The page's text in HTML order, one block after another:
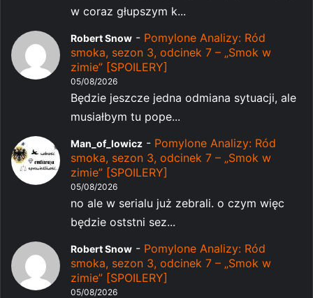
w coraz głupszym k...
Robert Snow - Pomylone Analizy: Ród
smoka, sezon 3, odcinek 7 – „Smok w
zimie” [SPOILERY]
05/08/2026
Będzie jeszcze jedna odmiana sytuacji, ale
musiałbym tu pope...
Man_of_lowicz - Pomylone Analizy: Ród
smoka, sezon 3, odcinek 7 – „Smok w
zimie” [SPOILERY]
05/08/2026
no ale w serialu już zebrali. o czym więc
będzie oststni sez...
Robert Snow - Pomylone Analizy: Ród
smoka, sezon 3, odcinek 7 – „Smok w
zimie” [SPOILERY]
05/08/2026